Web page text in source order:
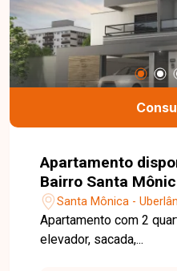
Apartamento
Bairro Santa
MGSanta Mônica -
Apartamento com 2
elevador, sacada,...